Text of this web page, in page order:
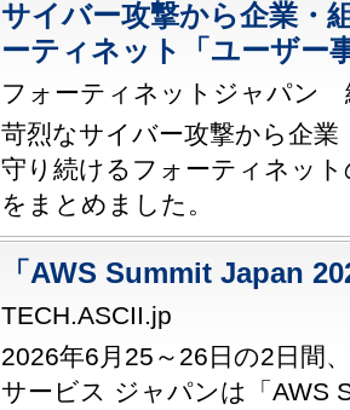
サイバー攻撃から企業・
ーティネット「ユーザー
フォーティネットジャパン
苛烈なサイバー攻撃から企業
守り続けるフォーティネッ
をまとめました。
「AWS Summit Japan
TECH.ASCII.jp
2026年6月25～26日の2日間
サービス ジャパンは「AWS